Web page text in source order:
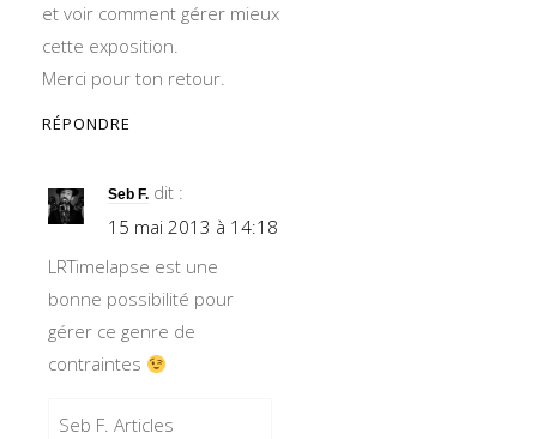
et voir comment gérer mieux
cette exposition.
Merci pour ton retour.
RÉPONDRE
Seb F. dit :
15 mai 2013 à 14:18
LRTimelapse est une
bonne possibilité pour
gérer ce genre de
contraintes
Seb F. Articles